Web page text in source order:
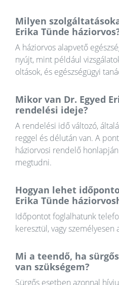
Milyen
Erika Tünde
A háziorvos alapvető
nyújt, mint például
oltások, és egészségügyi
Mikor van Dr. Egyed
rendelési ideje?
A rendelési idő változó,
reggel és délután van. A
háziorvosi rendelő
megtudni.
Hogyan lehet
Erika Tünde
Időpontot foglalhatunk
keresztül, vagy
Mi a teendő, ha
van szükségem?
Sürgős esetben azonnal